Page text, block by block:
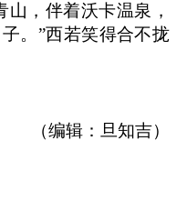
，伴着沃卡温泉，
。”西若笑得合不拢
（编辑：旦知吉）